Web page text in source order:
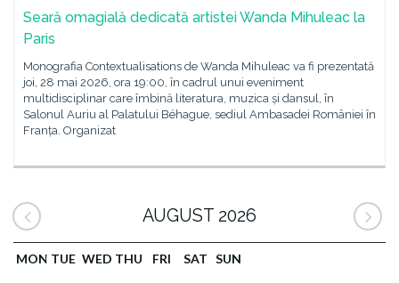
Seară omagială dedicată artistei Wanda Mihuleac la
Paris
Monografia Contextualisations de Wanda Mihuleac va fi prezentată
joi, 28 mai 2026, ora 19:00, în cadrul unui eveniment
multidisciplinar care îmbină literatura, muzica și dansul, în
Salonul Auriu al Palatului Béhague, sediul Ambasadei României în
Franța. Organizat
AUGUST 2026
MON TUE WED THU FRI SAT SUN